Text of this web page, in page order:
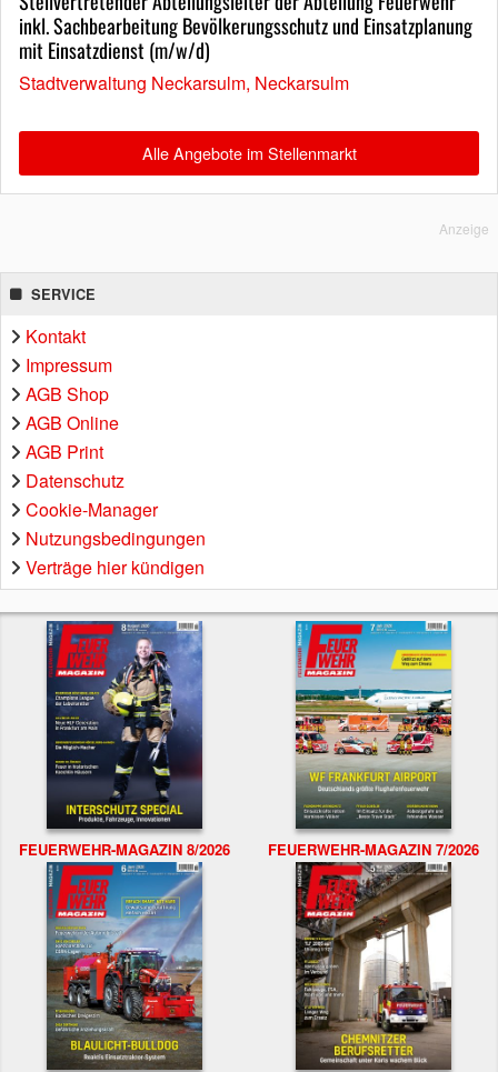
inkl. Sachbearbeitung Bevölkerungsschutz und Einsatzplanung
mit Einsatzdienst (m/w/d)
Stadtverwaltung Neckarsulm, Neckarsulm
Alle Angebote im Stellenmarkt
Anzeige
SERVICE
Kontakt
Impressum
AGB Shop
AGB Online
AGB Print
Datenschutz
Cookie-Manager
Nutzungsbedingungen
Verträge hier kündigen
FEUERWEHR-MAGAZIN 8/2026 FEUERWEHR-MAGAZIN 7/2026